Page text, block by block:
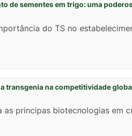
de sementes em trigo: uma
do TS no
transgenia na competitividade
as principas biotecnologias em